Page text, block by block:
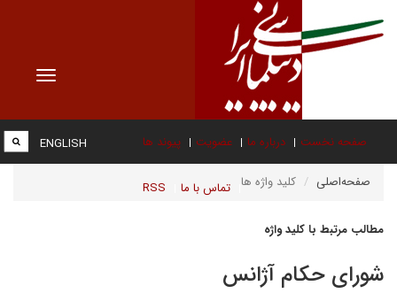
Toggle
صفحه نخست درباره ما عضویت پیوند ها
تماس با ما RSS
ENGLISH
صفحه‌اصلی کلید واژه ها
مطالب مرتبط با کلید واژه
شورای حکام آژانس